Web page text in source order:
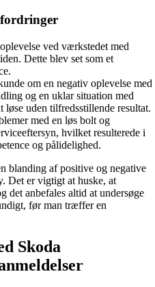
ved værkstedet med
Dette blev set som et
om en negativ oplevelse med
og en uklar situation med
uden tilfredsstillende resultat.
med en løs bolt og
hvilket resulterede i
og pålidelighed.
blanding af positive og negative
Det er vigtigt at huske, at
det anbefales altid at undersøge
før man træffer en
Skoda